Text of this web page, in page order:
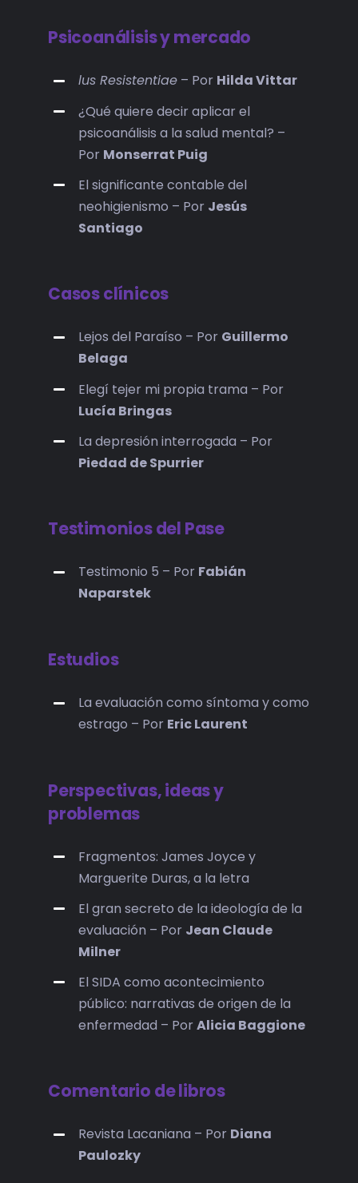
Psicoanálisis y mercado
lus Resistentiae – Por Hilda Vittar
¿Qué quiere decir aplicar el
psicoanálisis a la salud mental? –
Por Monserrat Puig
El significante contable del
neohigienismo – Por Jesús
Santiago
Casos clínicos
Lejos del Paraíso – Por Guillermo
Belaga
Elegí tejer mi propia trama – Por
Lucía Bringas
La depresión interrogada – Por
Piedad de Spurrier
Testimonios del Pase
Testimonio 5 – Por Fabián
Naparstek
Estudios
La evaluación como síntoma y como
estrago – Por Eric Laurent
Perspectivas, ideas y
problemas
Fragmentos: James Joyce y
Marguerite Duras, a la letra
El gran secreto de la ideología de la
evaluación – Por Jean Claude
Milner
El SIDA como acontecimiento
público: narrativas de origen de la
enfermedad – PorAlicia Baggione
Comentario de libros
Revista Lacaniana – Por Diana
Paulozky